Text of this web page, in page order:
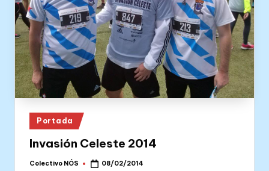
Posted
in
Portada
Invasión Celeste 2014
Posted
Colectivo NÓS 08/02/2014